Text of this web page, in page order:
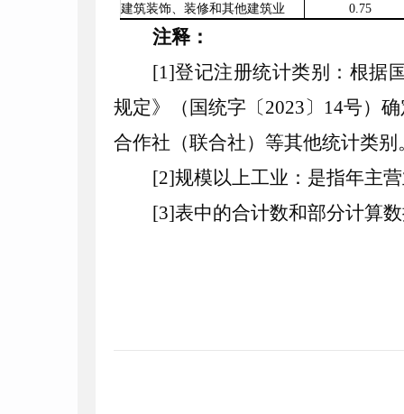
建筑装饰、装修和其他建筑业
0 75
注释：
[1]登记注册统计类别：根据
规定》（国统字〔2023〕 14号）
合作社（联合社）等其他统计类别
[2]规模以上工业：是指年主
[3]表中的合计数和部分计算